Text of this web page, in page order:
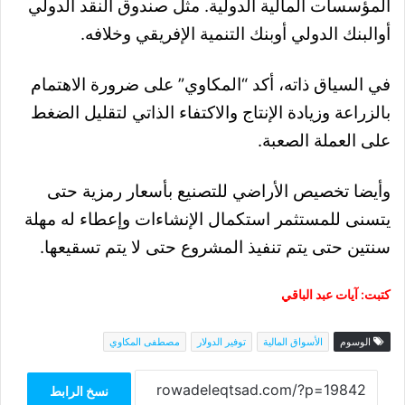
المؤسسات المالية الدولية. مثل صندوق النقد الدولي
أوالبنك الدولي أوبنك التنمية الإفريقي وخلافه.
في السياق ذاته، أكد “المكاوي” على ضرورة الاهتمام
بالزراعة وزيادة الإنتاج والاكتفاء الذاتي لتقليل الضغط
على العملة الصعبة.
وأيضا تخصيص الأراضي للتصنيع بأسعار رمزية حتى
يتسنى للمستثمر استكمال الإنشاءات وإعطاء له مهلة
سنتين حتى يتم تنفيذ المشروع حتى لا يتم تسقيعها.
كتبت: آيات عبد الباقي
الوسوم الأسواق المالية توفير الدولار مصطفى المكاوي
نسخ الرابط